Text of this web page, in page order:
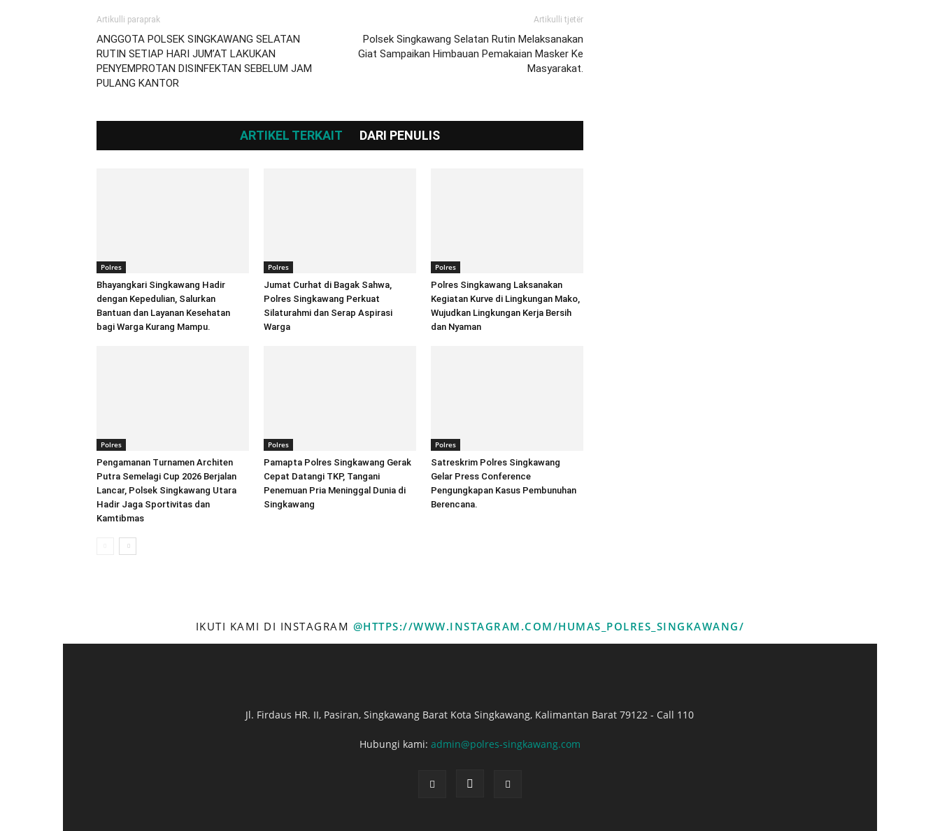
Artikulli paraprak
ANGGOTA POLSEK SINGKAWANG SELATAN
RUTIN SETIAP HARI JUM’AT LAKUKAN
PENYEMPROTAN DISINFEKTAN SEBELUM JAM
PULANG KANTOR
Artikulli tjetër
Polsek Singkawang Selatan Rutin Melaksanakan
Giat Sampaikan Himbauan Pemakaian Masker Ke
Masyarakat.
ARTIKEL TERKAIT DARI PENULIS
Polres
Bhayangkari Singkawang Hadir
dengan Kepedulian, Salurkan
Bantuan dan Layanan Kesehatan
bagi Warga Kurang Mampu.
Polres
Jumat Curhat di Bagak Sahwa,
Polres Singkawang Perkuat
Silaturahmi dan Serap Aspirasi
Warga
Polres
Polres Singkawang Laksanakan
Kegiatan Kurve di Lingkungan Mako,
Wujudkan Lingkungan Kerja Bersih
dan Nyaman
Polres
Pengamanan Turnamen Architen
Putra Semelagi Cup 2026 Berjalan
Lancar, Polsek Singkawang Utara
Hadir Jaga Sportivitas dan
Kamtibmas
Polres
Pamapta Polres Singkawang Gerak
Cepat Datangi TKP, Tangani
Penemuan Pria Meninggal Dunia di
Singkawang
Polres
Satreskrim Polres Singkawang
Gelar Press Conference
Pengungkapan Kasus Pembunuhan
Berencana.
IKUTI KAMI DI INSTAGRAM @HTTPS://WWW.INSTAGRAM.COM/HUMAS_POLRES_SINGKAWANG/
Jl. Firdaus HR. II, Pasiran, Singkawang Barat Kota Singkawang, Kalimantan Barat 79122 - Call 110
Hubungi kami: admin@polres-singkawang.com